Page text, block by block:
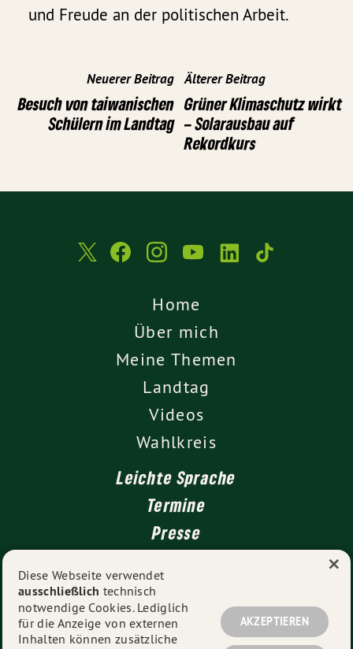
und Freude an der politischen Arbeit.
Neuerer Beitrag
Besuch von taiwanischen
Schülern im Landtag
Älterer Beitrag
Grüner Klimaschutz wirkt
– Solarausbau auf
Rekordkurs
Home
Über mich
Meine Themen
Landtag
Videos
Wahlkreis
Leichte Sprache
Termine
Presse
Impressum
Datenschutz
Diese Webseite verwendet
ausschließlich technisch
notwendige Cookies. Lediglich
für die Anzeige von externen
Inhalten können zusätzliche
AKZEPTIEREN
×